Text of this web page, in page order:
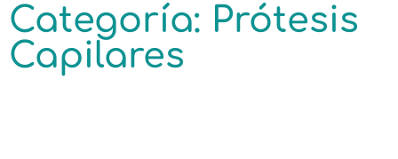
Categoría: Prótesis
Capilares